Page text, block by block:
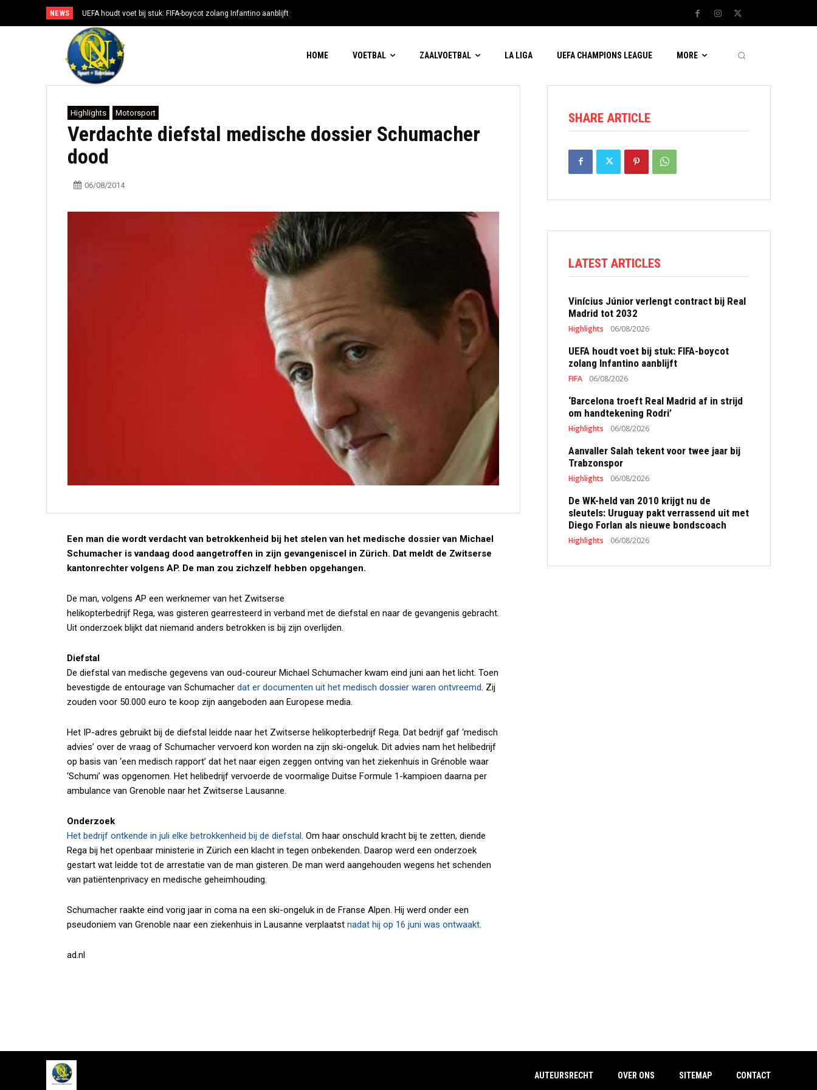
NEWS UEFA houdt voet bij stuk: FIFA-boycot zolang Infantino aanblijft
HOME VOETBAL ZAALVOETBAL LA LIGA UEFA CHAMPIONS LEAGUE MORE
Highlights Motorsport
Verdachte diefstal medische dossier Schumacher
dood
06/08/2014
Een man die wordt verdacht van betrokkenheid bij het stelen van het medische dossier van Michael
Schumacher is vandaag dood aangetroffen in zijn gevangeniscel in Zürich. Dat meldt de Zwitserse
kantonrechter volgens AP. De man zou zichzelf hebben opgehangen.
De man, volgens AP een werknemer van het Zwitserse
helikopterbedrijf Rega, was gisteren gearresteerd in verband met de diefstal en naar de gevangenis gebracht.
Uit onderzoek blijkt dat niemand anders betrokken is bij zijn overlijden.
Diefstal
De diefstal van medische gegevens van oud-coureur Michael Schumacher kwam eind juni aan het licht. Toen
bevestigde de entourage van Schumacher dat er documenten uit het medisch dossier waren ontvreemd. Zij
zouden voor 50.000 euro te koop zijn aangeboden aan Europese media.
Het IP-adres gebruikt bij de diefstal leidde naar het Zwitserse helikopterbedrijf Rega. Dat bedrijf gaf ‘medisch
advies’ over de vraag of Schumacher vervoerd kon worden na zijn ski-ongeluk. Dit advies nam het helibedrijf
op basis van ‘een medisch rapport’ dat het naar eigen zeggen ontving van het ziekenhuis in Grénoble waar
‘Schumi’ was opgenomen. Het helibedrijf vervoerde de voormalige Duitse Formule 1-kampioen daarna per
ambulance van Grenoble naar het Zwitserse Lausanne.
Onderzoek
Het bedrijf ontkende in juli elke betrokkenheid bij de diefstal. Om haar onschuld kracht bij te zetten, diende
Rega bij het openbaar ministerie in Zürich een klacht in tegen onbekenden. Daarop werd een onderzoek
gestart wat leidde tot de arrestatie van de man gisteren. De man werd aangehouden wegens het schenden
van patiëntenprivacy en medische geheimhouding.
Schumacher raakte eind vorig jaar in coma na een ski-ongeluk in de Franse Alpen. Hij werd onder een
pseudoniem van Grenoble naar een ziekenhuis in Lausanne verplaatst nadat hij op 16 juni was ontwaakt.
ad.nl
SHARE ARTICLE
LATEST ARTICLES
Vinícius Júnior verlengt contract bij Real
Madrid tot 2032
Highlights 06/08/2026
UEFA houdt voet bij stuk: FIFA-boycot
zolang Infantino aanblijft
FIFA 06/08/2026
‘Barcelona troeft Real Madrid af in strijd
om handtekening Rodri’
Highlights 06/08/2026
Aanvaller Salah tekent voor twee jaar bij
Trabzonspor
Highlights 06/08/2026
De WK-held van 2010 krijgt nu de
sleutels: Uruguay pakt verrassend uit met
Diego Forlan als nieuwe bondscoach
Highlights 06/08/2026
AUTEURSRECHT OVER ONS SITEMAP CONTACT